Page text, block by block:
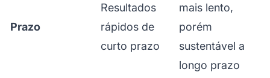
Prazo
Resultados
rápidos de
curto prazo
mais lento,
porém
sustentável a
longo prazo